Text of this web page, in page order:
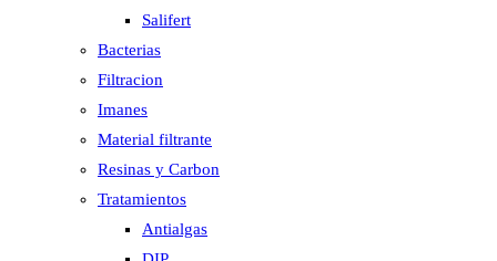
Salifert
Bacterias
Filtracion
Imanes
Material filtrante
Resinas y Carbon
Tratamientos
Antialgas